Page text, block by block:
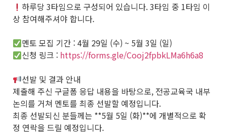
하루당 3타임으로 구성되어 있습니다. 3타임 중 1타임 이
상 참여해주셔야 합니다.
멘토 모집 기간 : 4월 29일 (수) ~ 5월 3일 (일)
신청 링크 : https://forms.gle/Cooj2fpbkLMa6h6a8
선발 및 결과 안내
제출해 주신 구글폼 응답 내용을 바탕으로, 전공교육국 내부
논의를 거쳐 멘토를 최종 선발할 예정입니다.
최종 선발되신 분들께는 **5월 5일 (화)**에 개별적으로 확
정 연락을 드릴 예정입니다.